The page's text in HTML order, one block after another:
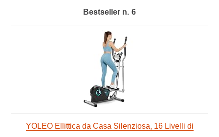
6
YOLEO Ellittica da Casa Silenziosa, 16 Livelli di